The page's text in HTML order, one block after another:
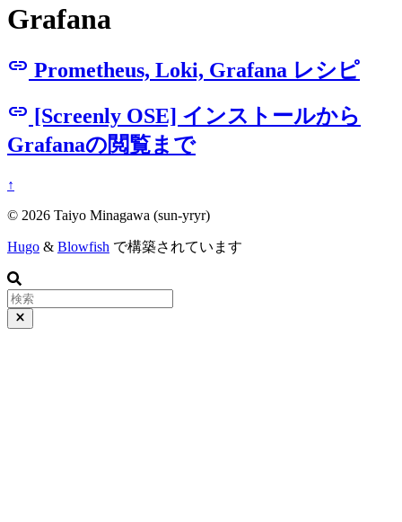
Grafana
link Prometheus, Loki, Grafana レシピ
link [Screenly OSE] インストールから
Grafanaの閲覧まで
↑
© 2026 Taiyo Minagawa (sun-yryr)
Hugo & Blowfish で構築されています